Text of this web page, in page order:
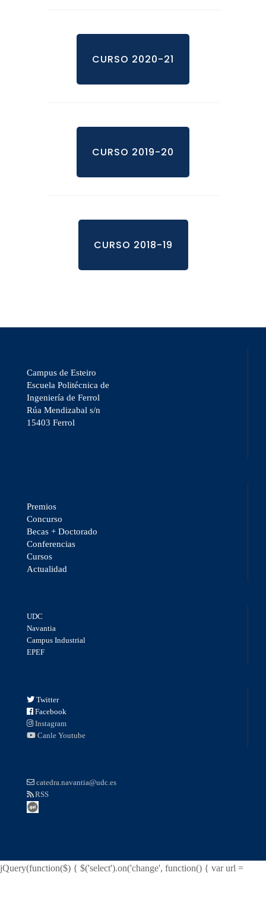
CURSO 2020-21
CURSO 2019-20
CURSO 2018-19
Campus de Esteiro
Escuela Politécnica de
Ingeniería de Ferrol
Rúa Mendizabal s/n
15403 Ferrol
Premios
Concurso
Becas + Doctorado
Conferencias
Cursos
Actualidad
UDC
Navantia
Campus Industrial
EPEF
Twitter
Facebook
Instagram
Canle Youtube
catedra.navantia@udc.es
RSS
jQuery(function($) { $('select').on('change', function() { var url =